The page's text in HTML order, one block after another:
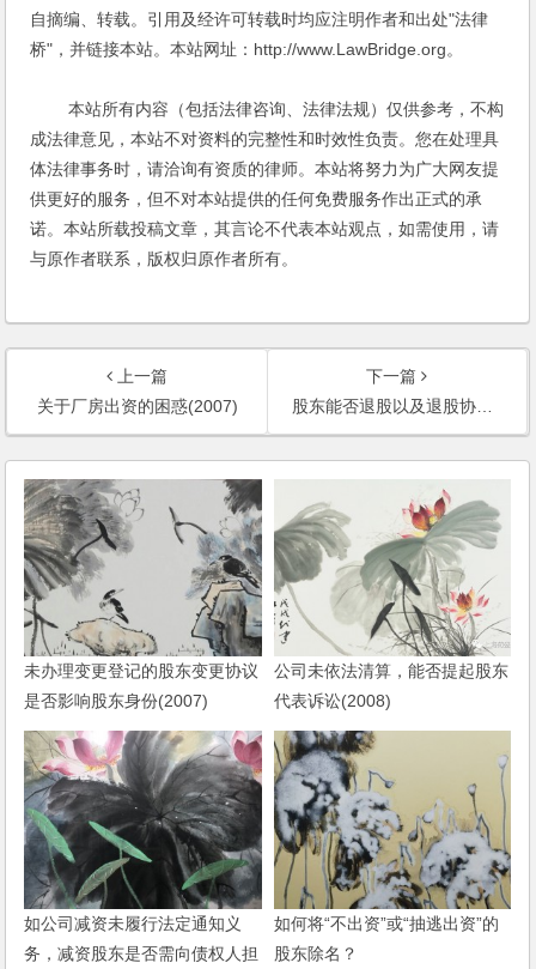
自摘编、转载。引用及经许可转载时均应注明作者和出处"法律
桥"，并链接本站。本站网址：http://www.LawBridge.org。
本站所有内容（包括法律咨询、法律法规）仅供参考，不构
成法律意见，本站不对资料的完整性和时效性负责。您在处理具
体法律事务时，请洽询有资质的律师。本站将努力为广大网友提
供更好的服务，但不对本站提供的任何免费服务作出正式的承
诺。本站所载投稿文章，其言论不代表本站观点，如需使用，请
与原作者联系，版权归原作者所有。
上一篇
关于厂房出资的困惑(2007)
下一篇
股东能否退股以及退股协议的效力确认(2007)
未办理变更登记的股东变更协议
是否影响股东身份(2007)
公司未依法清算，能否提起股东
代表诉讼(2008)
如公司减资未履行法定通知义
务，减资股东是否需向债权人担
如何将“不出资”或“抽逃出资”的
股东除名？